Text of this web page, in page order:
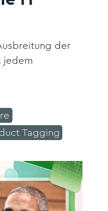
der
jedem
gilt. Dies
Tagging